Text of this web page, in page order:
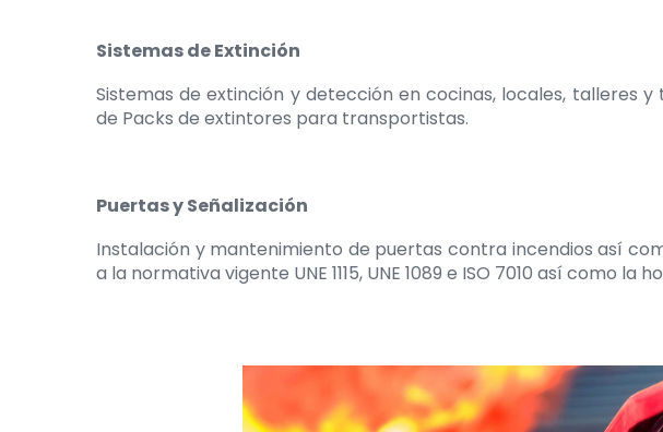
Sistemas de Extinción
Sistemas de extinción y detección en cocinas, locales, talleres
de Packs de extintores para transportistas.
Puertas y Señalización
Instalación y mantenimiento de puertas contra incendios así
a la normativa vigente UNE 1115, UNE 1089 e ISO 7010 así como